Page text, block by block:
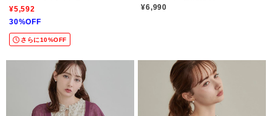
¥5,592
30%OFF
さらに10%OFF
¥6,990